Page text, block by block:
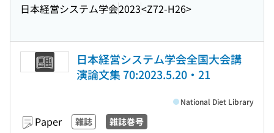
日本経営システム学会2023<Z72-H26>
日本経営システム学会全国大会講
演論文集 70:2023.5.20・21
Paper 雑誌 雑誌巻号
National Diet Library